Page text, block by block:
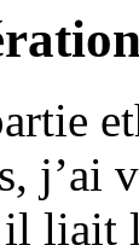
j’ai
liait